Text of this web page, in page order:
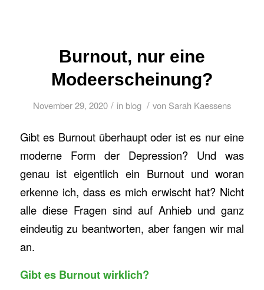
Burnout, nur eine
Modeerscheinung?
November 29, 2020 / in blog / von Sarah Kaessens
Gibt es Burnout überhaupt oder ist es nur eine
moderne Form der Depression? Und was
genau ist eigentlich ein Burnout und woran
erkenne ich, dass es mich erwischt hat? Nicht
alle diese Fragen sind auf Anhieb und ganz
eindeutig zu beantworten, aber fangen wir mal
an.
Gibt es Burnout wirklich?